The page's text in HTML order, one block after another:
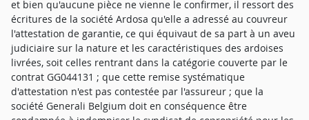
et bien qu'aucune pièce ne vienne le confirmer, il ressort des
écritures de la société Ardosa qu'elle a adressé au couvreur
l'attestation de garantie, ce qui équivaut de sa part à un aveu
judiciaire sur la nature et les caractéristiques des ardoises
livrées, soit celles rentrant dans la catégorie couverte par le
contrat GG044131 ; que cette remise systématique
d'attestation n'est pas contestée par l'assureur ; que la
société Generali Belgium doit en conséquence être